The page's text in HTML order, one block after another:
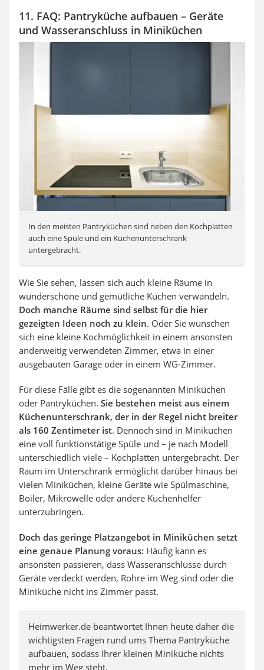
11. FAQ: Pantryküche aufbauen – Geräte
und Wasseranschluss in Miniküchen
In den meisten Pantryküchen sind neben den Kochplatten
auch eine Spüle und ein Küchenunterschrank
untergebracht.
Wie Sie sehen, lassen sich auch kleine Räume in
wunderschöne und gemütliche Küchen verwandeln.
Doch manche Räume sind selbst für die hier
gezeigten Ideen noch zu klein. Oder Sie wünschen
sich eine kleine Kochmöglichkeit in einem ansonsten
anderweitig verwendeten Zimmer, etwa in einer
ausgebauten Garage oder in einem WG-Zimmer.
Für diese Fälle gibt es die sogenannten Miniküchen
oder Pantryküchen. Sie bestehen meist aus einem
Küchenunterschrank, der in der Regel nicht breiter
als 160 Zentimeter ist. Dennoch sind in Miniküchen
eine voll funktionstätige Spüle und – je nach Modell
unterschiedlich viele – Kochplatten untergebracht. Der
Raum im Unterschrank ermöglicht darüber hinaus bei
vielen Miniküchen, kleine Geräte wie Spülmaschine,
Boiler, Mikrowelle oder andere Küchenhelfer
unterzubringen.
Doch das geringe Platzangebot in Miniküchen setzt
eine genaue Planung voraus: Häufig kann es
ansonsten passieren, dass Wasseranschlüsse durch
Geräte verdeckt werden, Rohre im Weg sind oder die
Miniküche nicht ins Zimmer passt.
Heimwerker.de beantwortet Ihnen heute daher die
wichtigsten Fragen rund ums Thema Pantryküche
aufbauen, sodass Ihrer kleinen Miniküche nichts
mehr im Weg steht.